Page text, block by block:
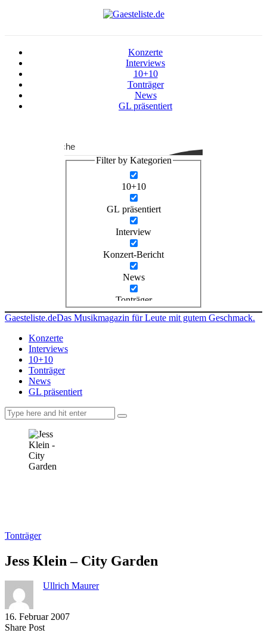
Konzerte
Interviews
10+10
Tonträger
News
GL präsentiert
Suche
Filter by Kategorien
10+10
GL präsentiert
Interview
Konzert-Bericht
News
Tonträger
Gaesteliste.deDas Musikmagazin für Leute mit gutem Geschmack.
Konzerte
Interviews
10+10
Tonträger
News
GL präsentiert
Tonträger
Jess Klein – City Garden
Ullrich Maurer
16. Februar 2007
Share PostShare
Copy
Send